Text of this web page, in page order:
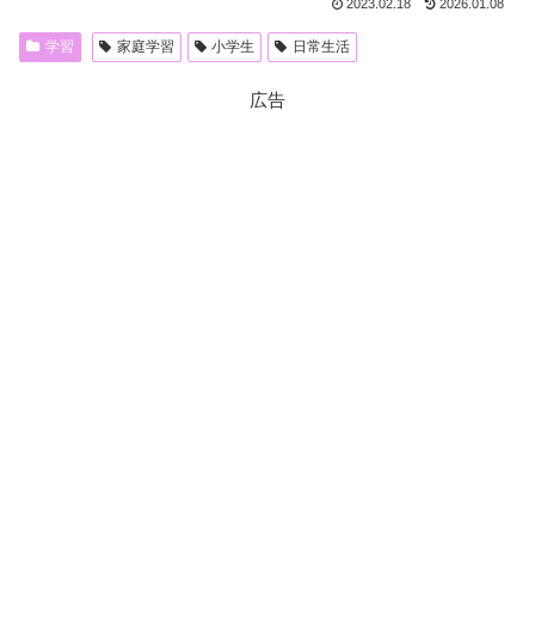
2023.02.18 2026.01.08
学習 家庭学習 小学生 日常生活
広告